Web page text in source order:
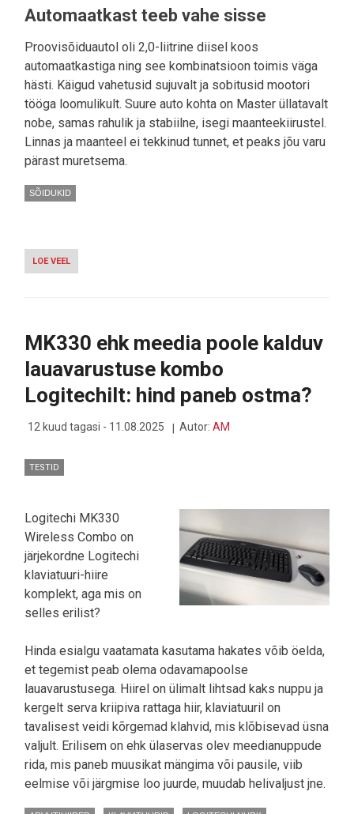
Automaatkast teeb vahe sisse
Proovisõiduautol oli 2,0-liitrine diisel koos
automaatkastiga ning see kombinatsioon toimis väga
hästi. Käigud vahetusid sujuvalt ja sobitusid mootori
tööga loomulikult. Suure auto kohta on Master üllatavalt
nobe, samas rahulik ja stabiilne, isegi maanteekiirustel.
Linnas ja maanteel ei tekkinud tunnet, et peaks jõu varu
pärast muretsema.
SÕIDUKID
LOE VEEL
RENAULT
MAJA
MK330 ehk meedia poole kalduv
lauavarustuse kombo
Logitechilt: hind paneb ostma?
12 kuud tagasi - 11.08.2025 Autor: AM
TESTID
Logitechi MK330
Wireless Combo on
järjekordne Logitechi
klaviatuuri-hiire
komplekt, aga mis on
selles erilist?
Hinda esialgu vaatamata kasutama hakates võib öelda,
et tegemist peab olema odavamapoolse
lauavarustusega. Hiirel on ülimalt lihtsad kaks nuppu ja
kergelt serva kriipiva rattaga hiir, klaviatuuril on
tavalisest veidi kõrgemad klahvid, mis klõbisevad üsna
valjult. Erilisem on ehk ülaservas olev meedianuppude
rida, mis paneb muusikat mängima või pausile, viib
eelmise või järgmise loo juurde, muudab helivaljust jne.